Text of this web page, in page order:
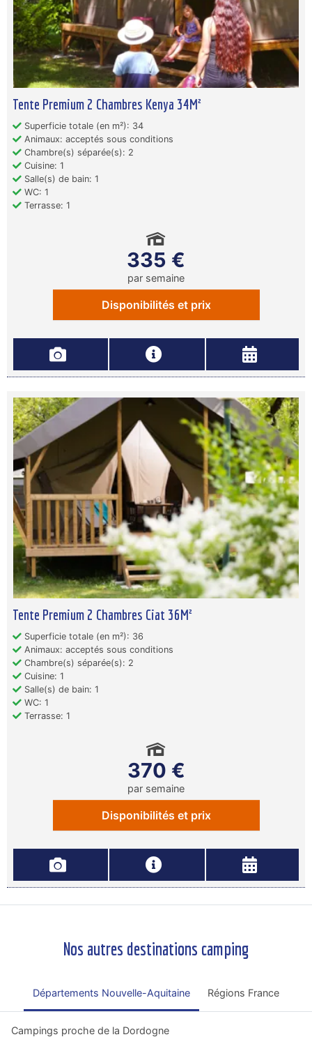
Tente Premium 2 Chambres Kenya 34M²
Superficie totale (en m²): 34
Animaux: acceptés sous conditions
Chambre(s) séparée(s): 2
Cuisine: 1
Salle(s) de bain: 1
WC: 1
Terrasse: 1
335 €
par semaine
Disponibilités et prix
Tente Premium 2 Chambres Ciat 36M²
Superficie totale (en m²): 36
Animaux: acceptés sous conditions
Chambre(s) séparée(s): 2
Cuisine: 1
Salle(s) de bain: 1
WC: 1
Terrasse: 1
370 €
par semaine
Disponibilités et prix
Nos autres destinations camping
Départements Nouvelle-Aquitaine Régions France
Campings proche de la Dordogne